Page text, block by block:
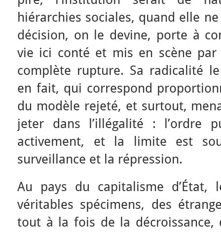
hiérarchies sociales, quand elle
décision, on le devine, porte à
vie ici conté et mis en scène
complète rupture. Sa radicalité
en fait, qui correspond
du modèle rejeté, et surtout,
jeter dans l’illégalité : l’ordre
activement, et la limite est
surveillance et la répression.
Au pays du capitalisme d’État,
véritables spécimens, des
tout à la fois de la décroissance,